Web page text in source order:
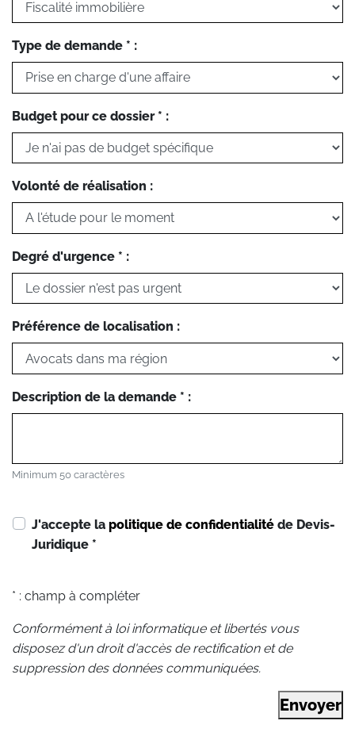
Type de demande * :
Budget pour ce dossier * :
Volonté de réalisation :
Degré d'urgence * :
Préférence de localisation :
Description de la demande * :
Minimum 50 caractères
J'accepte la politique de confidentialité de Devis-
Juridique *
* : champ à compléter
Conformément à loi informatique et libertés vous
disposez d'un droit d'accès de rectification et de
suppression des données communiquées.
Envoyer